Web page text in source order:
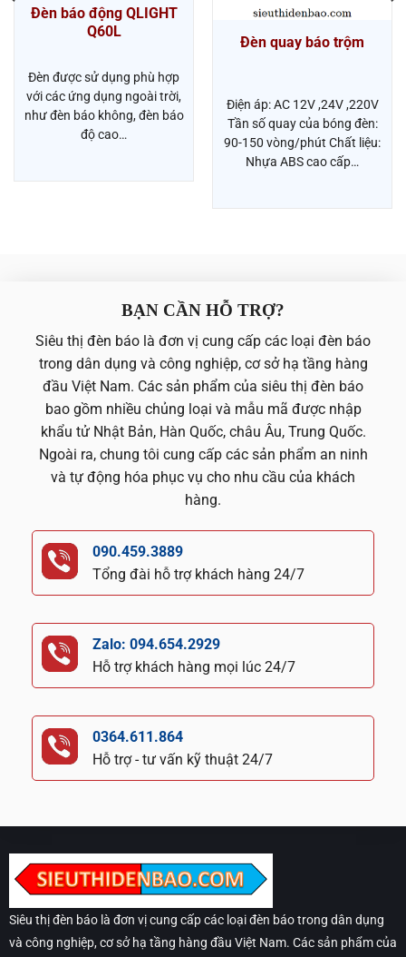
Đèn báo động QLIGHT
Q60L
Đèn được sử dụng phù hợp
với các ứng dụng ngoài trời,
như đèn báo không, đèn báo
độ cao…
Đèn quay báo trộm
Điện áp: AC 12V ,24V ,220V
Tần số quay của bóng đèn:
90-150 vòng/phút Chất liệu:
Nhựa ABS cao cấp…
BẠN CẦN HỖ TRỢ?
Siêu thị đèn báo là đơn vị cung cấp các loại đèn báo
trong dân dụng và công nghiệp, cơ sở hạ tầng hàng
đầu Việt Nam. Các sản phẩm của siêu thị đèn báo
bao gồm nhiều chủng loại và mẫu mã được nhập
khẩu tử Nhật Bản, Hàn Quốc, châu Âu, Trung Quốc.
Ngoài ra, chung tôi cung cấp các sản phẩm an ninh
và tự động hóa phục vụ cho nhu cầu của khách
hàng.
090.459.3889
Tổng đài hỗ trợ khách hàng 24/7
Zalo: 094.654.2929
Hỗ trợ khách hàng mọi lúc 24/7
0364.611.864
Hỗ trợ - tư vấn kỹ thuật 24/7
Siêu thị đèn báo là đơn vị cung cấp các loại đèn báo trong dân dụng
và công nghiệp, cơ sở hạ tầng hàng đầu Việt Nam. Các sản phẩm của